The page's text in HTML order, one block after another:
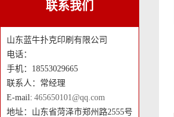
联系我们
山东蓝牛扑克印刷有限公司
电话：
手机：18553029665
联系人：常经理
E-mail: 465650101@qq.com
地址：山东省菏泽市郑州路2555号